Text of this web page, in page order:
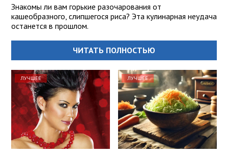
Знакомы ли вам горькие разочарования от
кашеобразного, слипшегося риса? Эта кулинарная неудача
останется в прошлом.
ЧИТАТЬ ПОЛНОСТЬЮ
ЛУЧШЕЕ ЛУЧШЕЕ